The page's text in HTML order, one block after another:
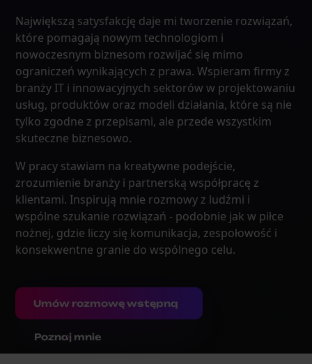
Największą satysfakcję daje mi tworzenie rozwiązań,
które pomagają nowym technologiom i
nowoczesnym biznesom rozwijać się mimo
ograniczeń wynikających z prawa. Wspieram firmy z
branży IT i innowacyjnych sektorów w projektowaniu
usług, produktów oraz modeli działania, które są nie
tylko zgodne z przepisami, ale przede wszystkim
skuteczne biznesowo.
W pracy stawiam na kreatywne podejście,
zrozumienie branży i partnerską współpracę z
klientami. Inspirują mnie rozmowy z ludźmi i
wspólne szukanie rozwiązań - podobnie jak w piłce
nożnej, gdzie liczy się komunikacja, zespołowość i
konsekwentne granie do wspólnego celu.
Umów rozmowę wstępną
Poznaj mnie